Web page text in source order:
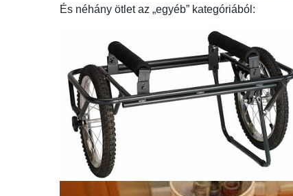
És néhány ötlet az „egyéb” kategóriából: